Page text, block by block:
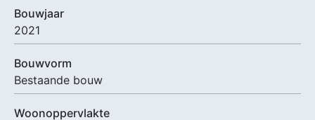
Bouwjaar
2021
Bouwvorm
Bestaande bouw
Woonoppervlakte